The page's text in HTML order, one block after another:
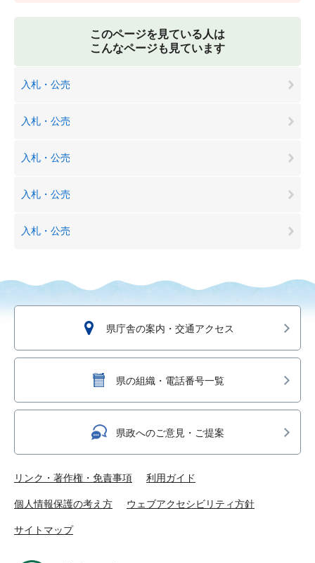
このページを見ている人は
こんなページも見ています
入札・公売
入札・公売
入札・公売
入札・公売
入札・公売
県庁舎の案内・交通アクセス
県の組織・電話番号一覧
県政へのご意見・ご提案
リンク・著作権・免責事項 利用ガイド
個人情報保護の考え方 ウェブアクセシビリティ方針
サイトマップ